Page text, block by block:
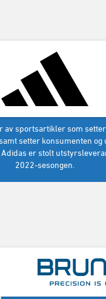
av sportsartikler som
setter konsumenten og
er stolt
2022-sesongen.